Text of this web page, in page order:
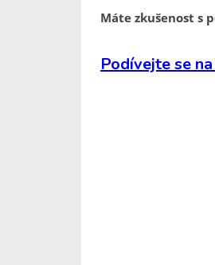
Máte zkušenost s
Podívejte se